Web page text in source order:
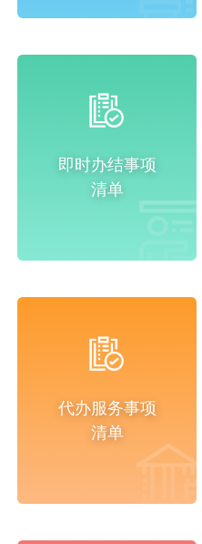
即时办结事项
清单
代办服务事项
清单